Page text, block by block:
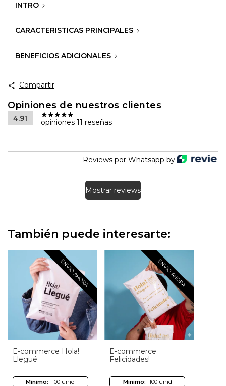
INTRO
CARACTERISTICAS PRINCIPALES
BENEFICIOS ADICIONALES
Compartir
Opiniones de nuestros clientes
4.91 opiniones 11 reseñas
Reviews por Whatsapp by
Mostrar reviews
También puede interesarte:
ENVIO AHORA
E-commerce Hola!
Llegué
Minimo: 100 unid
ENVIO AHORA
E-commerce
Felicidades!
Minimo: 100 unid